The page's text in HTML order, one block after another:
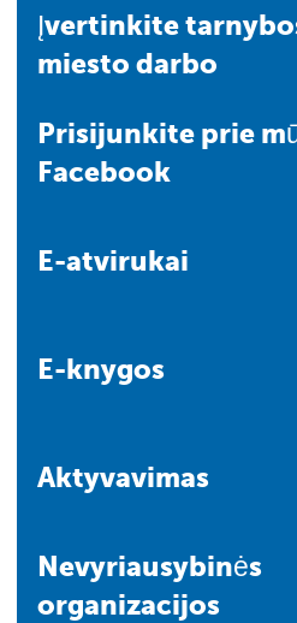
Įvertinkite tarnybos
miesto darbo
Prisijunkite prie mūsų
Facebook
E-atvirukai
E-knygos
Aktyvavimas
Nevyriausybinės
organizacijos